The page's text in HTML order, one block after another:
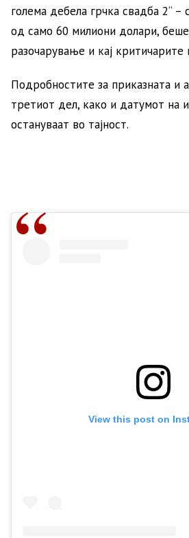
голема дебела грчка свадба 2“
од само 60 милиони долари,
разочарување и кај критичарите
Подробностите за приказната и
третиот дел, како и датумот на
остануваат во тајност.
View this post on